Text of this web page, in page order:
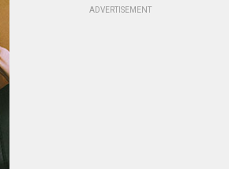
ADVERTISEMENT